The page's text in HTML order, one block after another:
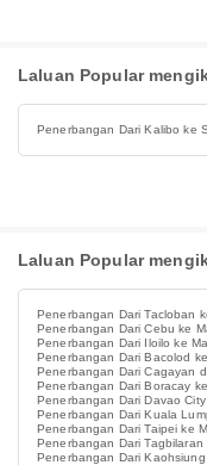
Laluan Popular
Penerbangan Dari Kalibo ke
Laluan Popular
Penerbangan Dari Tacloban
Penerbangan Dari Cebu ke
Penerbangan Dari Iloilo ke
Penerbangan Dari Bacolod
Penerbangan Dari Cagayan
Penerbangan Dari Boracay
Penerbangan Dari Davao
Penerbangan Dari Kuala
Penerbangan Dari Taipei ke
Penerbangan Dari Tagbilaran
Penerbangan Dari Kaohsiung